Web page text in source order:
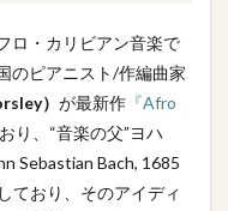
ロ・カリビアン音楽で
のピアニスト/作編曲家
） が最新作 『Afro
り、“音楽の父”ヨハ
Sebastian Bach, 1685
ており、そのアイディ